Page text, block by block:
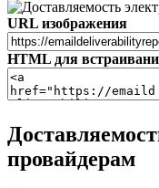
URL изображения
HTML для
провайдерам